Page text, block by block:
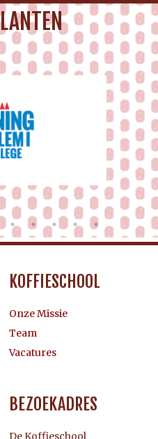
KOFFIESCHOOL
Onze Missie
Team
Vacatures
BEZOEKADRES
De Koffieschool